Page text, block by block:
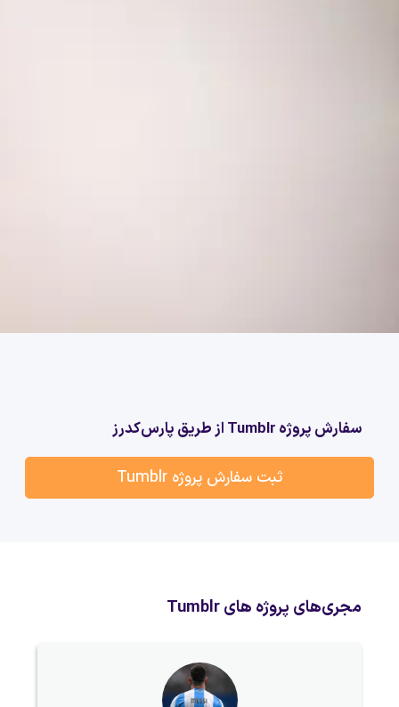
سفارش پروژه Tumblr از طریق پارس‌کدرز
ثبت سفارش پروژه Tumblr
مجری‌های پروژه های Tumblr